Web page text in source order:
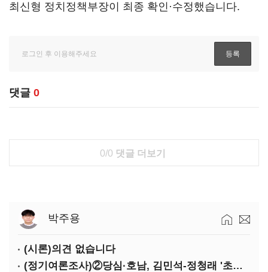
최신형 정치정책부장이 최종 확인·수정했습니다.
댓글 0
0/0 댓글 더보기
박주용
(시론)의견 없습니다
(정기여론조사)②당심·호남, 김민석-정청래 '초접전'